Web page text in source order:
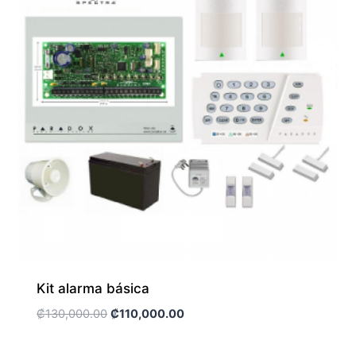
Kit alarma básica
₡130,000.00 El
₡110,000.00El